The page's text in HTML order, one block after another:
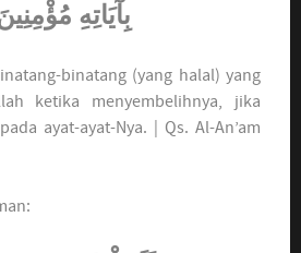
بِآيَاتِهِ
binatang (yang halal) yang
ketika menyembelihnya, jika
ayat-ayat-Nya. | Qs. Al-An’am